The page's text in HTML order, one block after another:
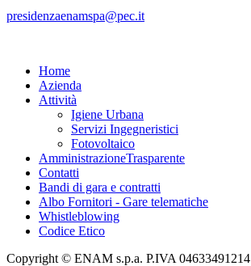
presidenzaenamspa@pec.it
Home
Azienda
Attività
Igiene Urbana
Servizi Ingegneristici
Fotovoltaico
AmministrazioneTrasparente
Contatti
Bandi di gara e contratti
Albo Fornitori - Gare telematiche
Whistleblowing
Codice Etico
Copyright © ENAM s.p.a. P.IVA 04633491214